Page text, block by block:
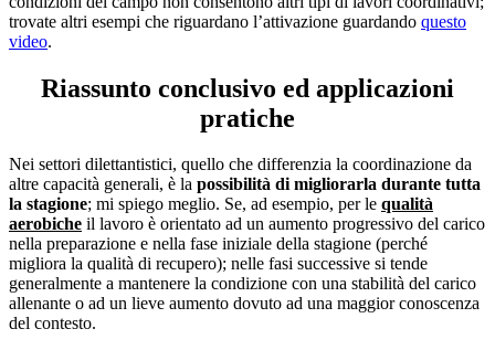
trovate altri esempi che riguardano l’attivazione guardando questo
video.
Riassunto conclusivo ed applicazioni
pratiche
Nei settori dilettantistici, quello che differenzia la coordinazione da
altre capacità generali, è la possibilità di migliorarla durante tutta
la stagione; mi spiego meglio. Se, ad esempio, per le qualità
aerobiche il lavoro è orientato ad un aumento progressivo del carico
nella preparazione e nella fase iniziale della stagione (perché
migliora la qualità di recupero); nelle fasi successive si tende
generalmente a mantenere la condizione con una stabilità del carico
allenante o ad un lieve aumento dovuto ad una maggior conoscenza
del contesto.